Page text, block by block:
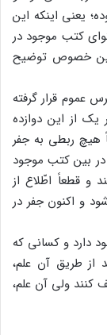
یعنی اینکه این
کتب موجود در
خصوص توضیح
عموم قرار گرفته
یک از این دوازده
هیچ ربطی به جفر
در بین کتب موجود
و قطعاً اطّلاع از
و اکنون جفر در
دارد و کسانی که
از طریق آن علم،
کنند ولی آن علم،